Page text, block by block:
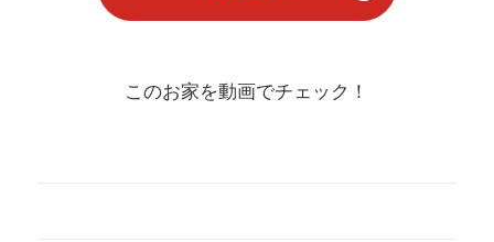
このお家を動画でチェック！